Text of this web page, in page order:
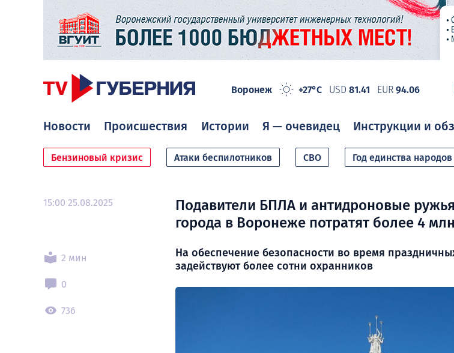
Воронеж +27°C USD 81.41 EUR 94.06
Новости Происшествия Истории Я — очевидец Инструкции и
Бензиновый кризис Атаки беспилотников СВО Год единства
15:00 25.08.2025
2 мин
0
736
Подавители БПЛА и антидроновые
города в Воронеже потратят более 4
На обеспечение безопасности во время
задействуют более сотни охранников